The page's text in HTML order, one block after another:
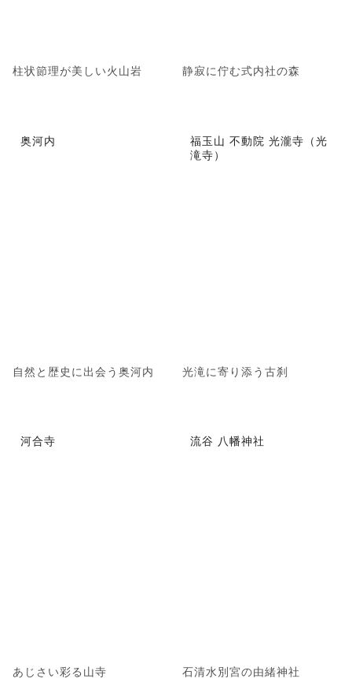
柱状節理が美しい火山岩 静寂に佇む式内社の森
奥河内
自然と歴史に出会う奥河内
福玉山 不動院 光瀧寺（光
滝寺）
光滝に寄り添う古刹
河合寺
あじさい彩る山寺
流谷 八幡神社
石清水別宮の由緒神社